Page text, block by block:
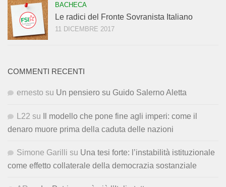
BACHECA
Le radici del Fronte Sovranista Italiano
11 DICEMBRE 2017
COMMENTI RECENTI
ernesto su Un pensiero su Guido Salerno Aletta
L22 su
Il modello che pone fine agli imperi: come il
denaro muore prima della caduta delle nazioni
Simone Garilli su Una tesi forte: l’instabilità istituzionale
come effetto collaterale della democrazia sostanziale